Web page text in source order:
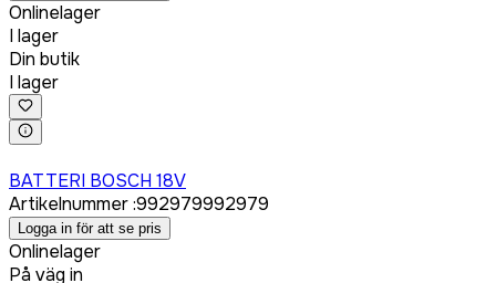
Onlinelager
I lager
Din butik
I lager
BATTERI BOSCH 18V
Artikelnummer:992979992979
Logga in för att se pris
Onlinelager
På väg in